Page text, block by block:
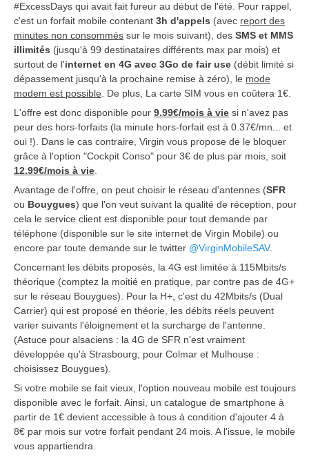
#ExcessDays qui avait fait fureur au début de l'été. Pour rappel,
c'est un forfait mobile contenant 3h d'appels (avec report des
minutes non consommés sur le mois suivant), des SMS et MMS
illimités (jusqu'à 99 destinataires différents max par mois) et
surtout de l'internet en 4G avec 3Go de fair use (débit limité si
dépassement jusqu'à la prochaine remise à zéro), le mode
modem est possible . De plus, La carte SIM vous en coûtera 1€.
L'offre est donc disponible pour 9.99€/mois à vie si n'avez pas
peur des hors-forfaits (la minute hors-forfait est à 0.37€/mn... et
oui !). Dans le cas contraire, Virgin vous propose de le bloquer
grâce à l'option "Cockpit Conso" pour 3€ de plus par mois, soit
12.99€/mois à vie
Avantage de l'offre, on peut choisir le réseau d'antennes (SFR
ou Bouygues) que l'on veut suivant la qualité de réception, pour
cela le service client est disponible pour tout demande par
téléphone (disponible sur le site internet de Virgin Mobile) ou
encore par toute demande sur le twitter @VirginMobileSAV.
Concernant les débits proposés, la 4G est limitée à 115Mbits/s
théorique (comptez la moitié en pratique, par contre pas de 4G+
sur le réseau Bouygues). Pour la H+, c'est du 42Mbits/s (Dual
Carrier) qui est proposé en théorie, les débits réels peuvent
varier suivants l'éloignement et la surcharge de l'antenne.
(Astuce pour alsaciens : la 4G de SFR n'est vraiment
développée qu'à Strasbourg, pour Colmar et Mulhouse :
choisissez Bouygues).
Si votre mobile se fait vieux, l'option nouveau mobile est toujours
disponible avec le forfait. Ainsi, un catalogue de smartphone à
partir de 1€ devient accessible à tous à condition d'ajouter 4 à
8€ par mois sur votre forfait pendant 24 mois. A l'issue, le mobile
vous appartiendra.